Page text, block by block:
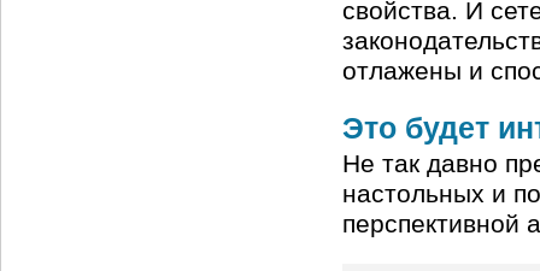
свойства. И
отлажены и
Это будет
Не так давно
настольных и
перспективной